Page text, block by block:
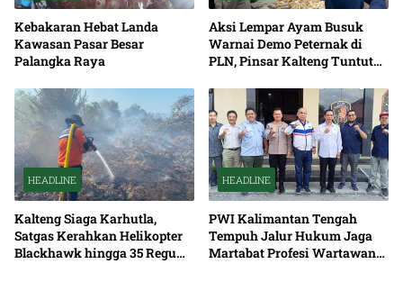
Kebakaran Hebat Landa
Kawasan Pasar Besar
Palangka Raya
Aksi Lempar Ayam Busuk
Warnai Demo Peternak di
PLN, Pinsar Kalteng Tuntut
HEADLINE
Kalteng Siaga Karhutla,
Satgas Kerahkan Helikopter
Blackhawk hingga 35 Regu
HEADLINE
PWI Kalimantan Tengah
Tempuh Jalur Hukum Jaga
Martabat Profesi Wartawan